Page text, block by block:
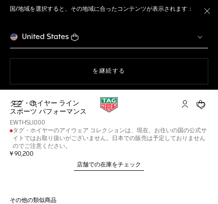
国/地域を選択すると、その地域に合ったコンテンツが表示されます：
United States
ウェブサイト上のナビゲーション
を継続する
検索画面を開く マイ タグ・
ショ
タグ・ホイヤー ライン
スポーツ パフォーマンス
EWTHSLI000
タグ・ホイヤーのアイウェア コレクションは、現在、お住いの国の公式サ
イトではお取り扱いがございません。日本での販売は予定しておりません
のでご注意ください。
¥ 90,200
店舗での在庫をチェック
その他の類似商品